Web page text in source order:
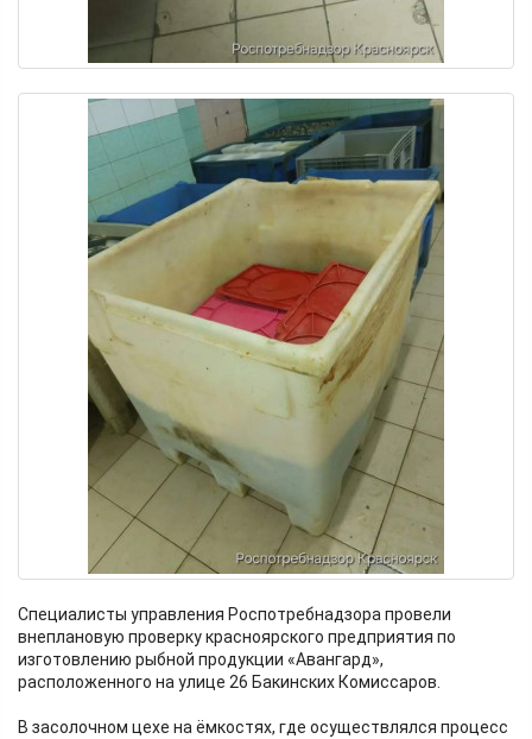
Специалисты управления Роспотребнадзора провели
внеплановую проверку красноярского предприятия по
изготовлению рыбной продукции «Авангард»,
расположенного на улице 26 Бакинских Комиссаров.
В засолочном цехе на ёмкостях, где осуществлялся процесс